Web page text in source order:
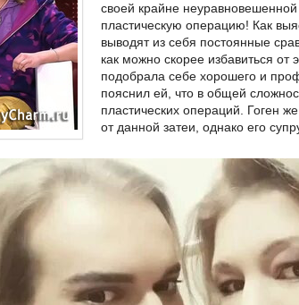
своей крайне
пластическую операцию! Как
выводят из себя постоянные
как можно скорее избавиться от
подобрала себе хорошего и
пояснил ей, что в общей
пластических операций. Гоген
от данной затеи, однако его